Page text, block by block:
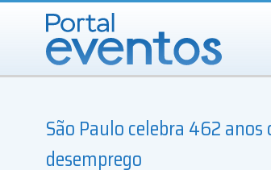
São Paulo celebra 462
desemprego